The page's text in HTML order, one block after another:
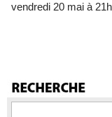
vendredi 20 mai à 21h